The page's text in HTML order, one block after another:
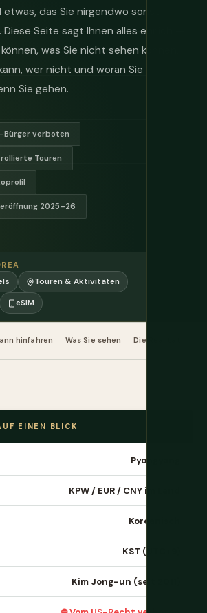
das Sie nirgendwo sonst
Seite sagt Ihnen alles ehrlich —
was Sie nicht sehen können,
wer nicht und woran Sie
Sie gehen.
Bürger verboten
Touren
2025–26
Touren & Aktivitäten
eSIM
hinfahren Was Sie sehen Die Realität
EINEN BLICK
Pyongyang
KPW / EUR / CNY im Land
Koreanisch
KST (UTC+9)
Kim Jong-un (seit 2011)